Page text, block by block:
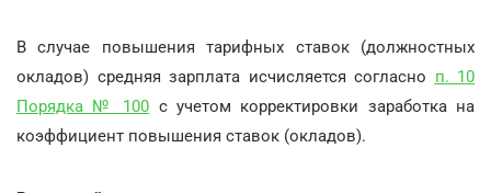
В случае повышения тарифных ставок (должностных
окладов) средняя зарплата исчисляется согласно п. 10
Порядка № 100 с учетом корректировки заработка на
коэффициент повышения ставок (окладов).